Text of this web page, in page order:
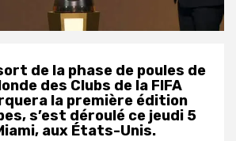
de la phase de poules de
des Clubs de la FIFA
la première édition
s’est déroulé ce jeudi 5
aux États-Unis.